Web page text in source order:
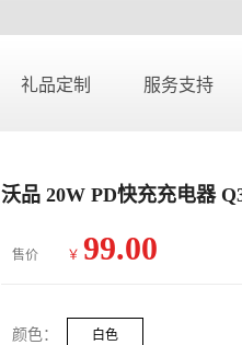
礼品定制 服务支持
沃品 20W PD快充充电器
售价 ￥ 99.00
颜色： 白色